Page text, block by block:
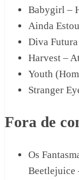
Babygirl –
Ainda
Diva
Harvest –
Youth
Stranger
Fora de
Os
Beetlejuice